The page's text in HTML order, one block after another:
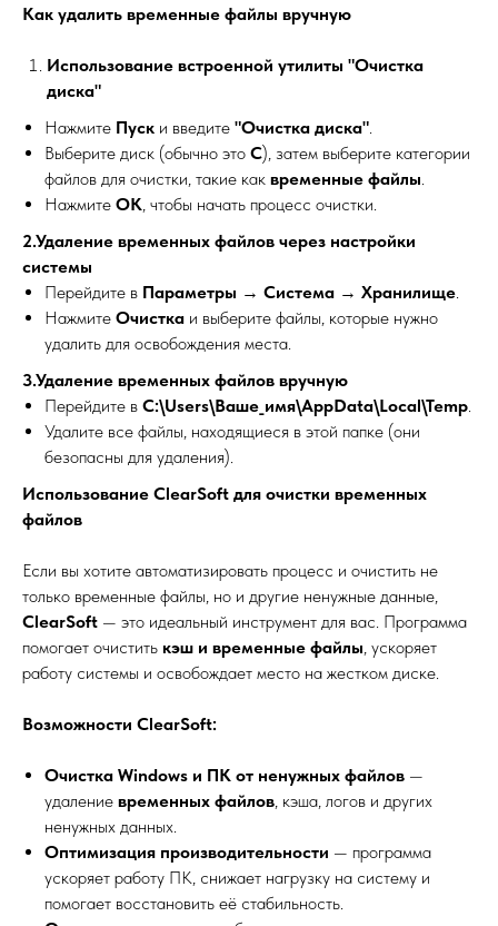
Как удалить временные файлы вручную
Использование встроенной утилиты "Очистка
диска"
Нажмите Пуск и введите "Очистка диска".
Выберите диск (обычно это C), затем выберите категории
файлов для очистки, такие как временные файлы.
Нажмите ОК, чтобы начать процесс очистки.
2.Удаление временных файлов через настройки
системы
Перейдите в Параметры → Система → Хранилище.
Нажмите Очистка и выберите файлы, которые нужно
удалить для освобождения места.
3.Удаление временных файлов вручную
Перейдите в C:\Users\Ваше_имя\AppData\Local\Temp.
Удалите все файлы, находящиеся в этой папке (они
безопасны для удаления).
Использование ClearSoft для очистки временных
файлов
Если вы хотите автоматизировать процесс и очистить не
только временные файлы, но и другие ненужные данные,
ClearSoft — это идеальный инструмент для вас. Программа
помогает очистить кэш и временные файлы, ускоряет
работу системы и освобождает место на жестком диске.
Возможности ClearSoft:
Очистка Windows и ПК от ненужных файлов —
удаление временных файлов, кэша, логов и других
ненужных данных.
Оптимизация производительности — программа
ускоряет работу ПК, снижает нагрузку на систему и
помогает восстановить её стабильность.